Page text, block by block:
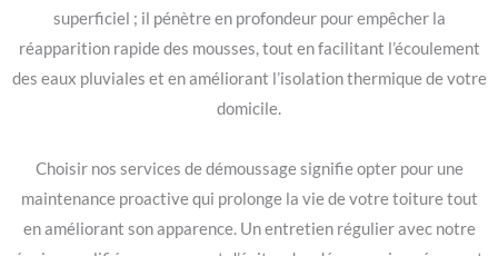
superficiel ; il pénètre en profondeur pour empêcher la
réapparition rapide des mousses, tout en facilitant l’écoulement
des eaux pluviales et en améliorant l’isolation thermique de votre
domicile.
Choisir nos services de démoussage signifie opter pour une
maintenance proactive qui prolonge la vie de votre toiture tout
en améliorant son apparence. Un entretien régulier avec notre